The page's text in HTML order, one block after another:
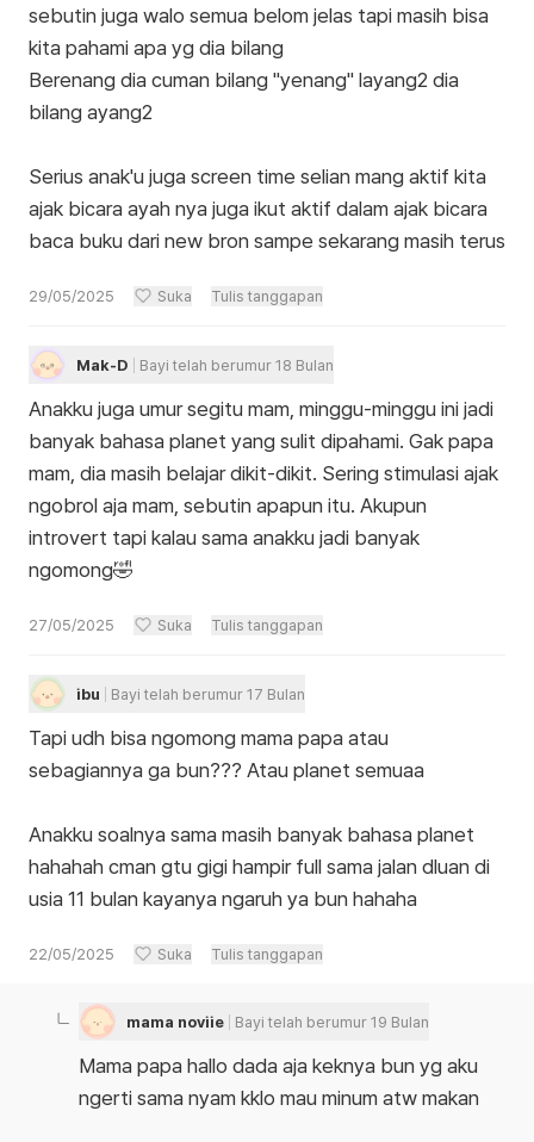
sebutin juga walo semua belom jelas tapi masih bisa
kita pahami apa yg dia bilang
Berenang dia cuman bilang "yenang" layang2 dia
bilang ayang2
Serius anak'u juga screen time selian mang aktif kita
ajak bicara ayah nya juga ikut aktif dalam ajak bicara
baca buku dari new bron sampe sekarang masih terus
29/05/2025 Suka Tulis tanggapan
Mak-D Bayi telah berumur 18 Bulan
Anakku juga umur segitu mam, minggu-minggu ini jadi
banyak bahasa planet yang sulit dipahami. Gak papa
mam, dia masih belajar dikit-dikit. Sering stimulasi ajak
ngobrol aja mam, sebutin apapun itu. Akupun
introvert tapi kalau sama anakku jadi banyak
ngomong🤣
27/05/2025 Suka Tulis tanggapan
ibu Bayi telah berumur 17 Bulan
Tapi udh bisa ngomong mama papa atau
sebagiannya ga bun??? Atau planet semuaa
Anakku soalnya sama masih banyak bahasa planet
hahahah cman gtu gigi hampir full sama jalan dluan di
usia 11 bulan kayanya ngaruh ya bun hahaha
22/05/2025 Suka Tulis tanggapan
mama noviie Bayi telah berumur 19 Bulan
Mama papa hallo dada aja keknya bun yg aku
ngerti sama nyam kklo mau minum atw makan